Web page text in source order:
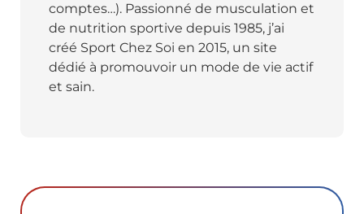
comptes…). Passionné de musculation et
de nutrition sportive depuis 1985, j’ai
créé Sport Chez Soi en 2015, un site
dédié à promouvoir un mode de vie actif
et sain.